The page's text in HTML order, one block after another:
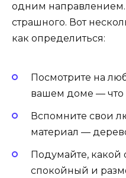
одним направлением.
страшного. Вот
как определиться:
Посмотрите на
вашем доме — что
Вспомните свои
материал —
Подумайте, какой
спокойный и